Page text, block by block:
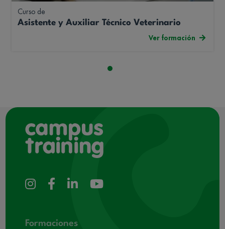
Curso de
Asistente y Auxiliar Técnico Veterinario
Ver formación
Formaciones